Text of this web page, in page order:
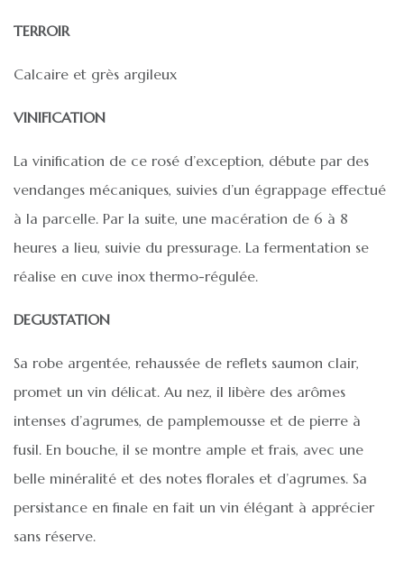
TERROIR
Calcaire et grès argileux
VINIFICATION
La vinification de ce rosé d’exception, débute par des
vendanges mécaniques, suivies d’un égrappage effectué
à la parcelle. Par la suite, une macération de 6 à 8
heures a lieu, suivie du pressurage. La fermentation se
réalise en cuve inox thermo-régulée.
DEGUSTATION
Sa robe argentée, rehaussée de reflets saumon clair,
promet un vin délicat. Au nez, il libère des arômes
intenses d’agrumes, de pamplemousse et de pierre à
fusil. En bouche, il se montre ample et frais, avec une
belle minéralité et des notes florales et d’agrumes. Sa
persistance en finale en fait un vin élégant à apprécier
sans réserve.